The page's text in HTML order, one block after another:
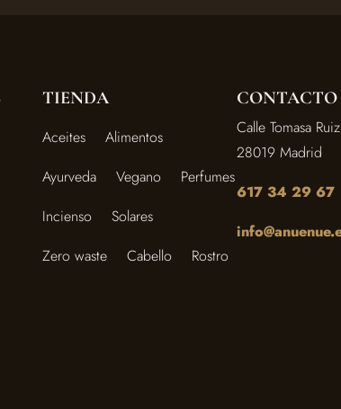
TIENDA
Aceites
Alimentos
Ayurveda
Vegano
Perfumes
Incienso
Solares
Zero waste
Cabello Rostro
CONTACTO
Calle Tomasa
28019 Madrid
617 34 29 67